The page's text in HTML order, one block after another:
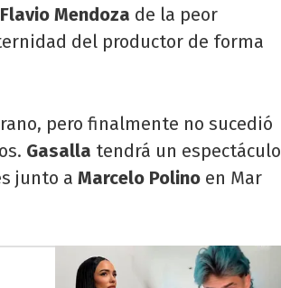
Flavio Mendoza de la peor
del productor de forma
pero finalmente no sucedió
Gasalla tendrá un espectáculo
junto a Marcelo Polino en Mar